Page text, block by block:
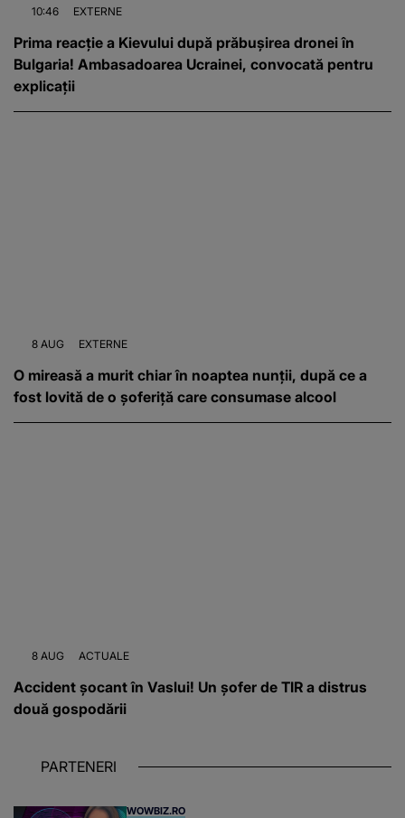
10:46 EXTERNE
Prima reacție a Kievului după prăbușirea dronei în
Bulgaria! Ambasadoarea Ucrainei, convocată pentru
explicații
8 AUG EXTERNE
O mireasă a murit chiar în noaptea nunții, după ce a
fost lovită de o șoferiță care consumase alcool
8 AUG ACTUALE
Accident șocant în Vaslui! Un șofer de TIR a distrus
două gospodării
PARTENERI
WOWBIZ.RO